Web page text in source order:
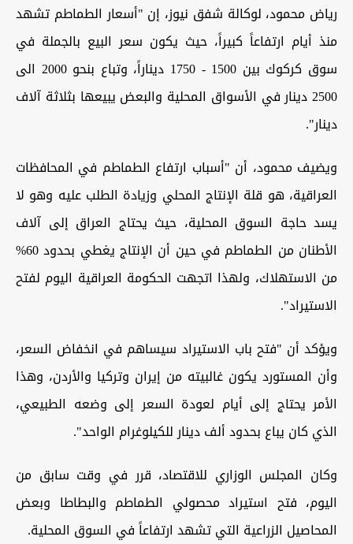
رياض محمود، لوكالة شفق نيوز، إن "أسعار الطماطم تشهد
منذ أيام ارتفاعاً كبيراً، حيث يكون سعر البيع بالجملة في
سوق كركوك بين 1500 - 1750 ديناراً، وتباع بنحو 2000 الى
2500 دينار في الأسواق المحلية والبعض يبيعها بثلاثة آلاف
دينار".
ويضيف محمود، أن "أسباب ارتفاع الطماطم في المحافظات
العراقية، هو قلة الإنتاج المحلي وزيادة الطلب عليه وهو لا
يسد حاجة السوق المحلية، حيث يحتاج العراق إلى آلاف
الأطنان من الطماطم في حين أن الإنتاج يغطي بحدود 60%
من الاستهلاك، ولهذا اتجهت الحكومة العراقية اليوم لفتح
الاستيراد".
ويؤكد أن "فتح باب الاستيراد سيساهم في انخفاض السعر،
وأن المستورد يكون غالبيته من إيران وتركيا والأردن، وهذا
الأمر يحتاج إلى أيام لعودة السعر إلى وضعه الطبيعي،
الذي كان يباع بحدود ألف دينار للكيلوغرام الواحد".
وكان المجلس الوزاري للاقتصاد، قرر في وقت سابق من
اليوم، فتح استيراد محصولي الطماطم والبطاطا وبعض
المحاصيل الزراعية التي تشهد ارتفاعاً في السوق المحلية.